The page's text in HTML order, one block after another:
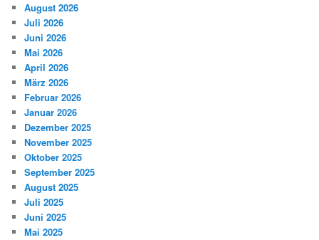
August 2026
Juli 2026
Juni 2026
Mai 2026
April 2026
März 2026
Februar 2026
Januar 2026
Dezember 2025
November 2025
Oktober 2025
September 2025
August 2025
Juli 2025
Juni 2025
Mai 2025